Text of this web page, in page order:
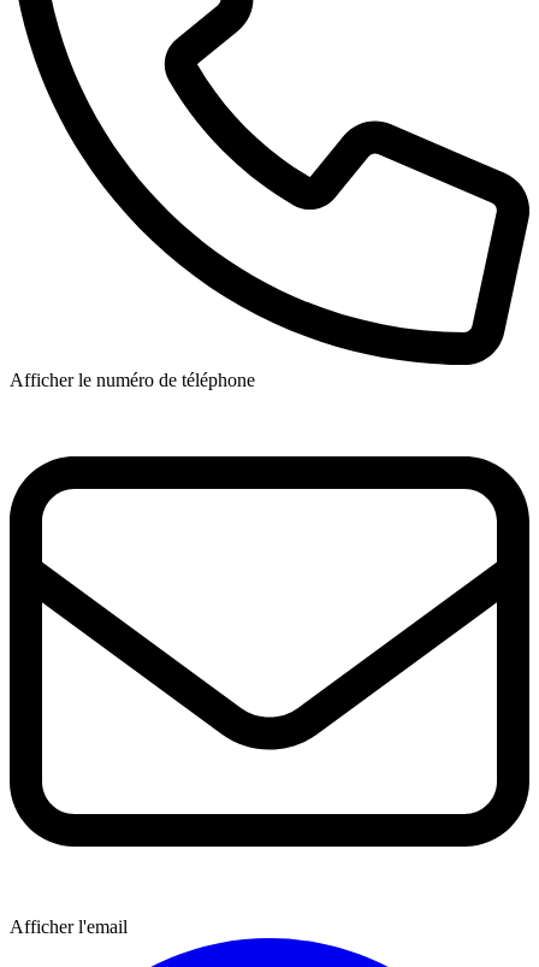
Afficher le numéro de téléphone
Afficher l'email